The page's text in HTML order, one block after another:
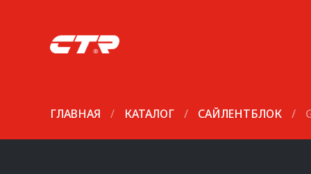
ГЛАВНАЯ / КАТАЛОГ / САЙЛЕНТБЛОК /